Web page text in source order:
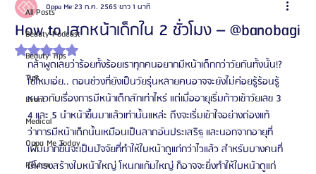
All Posts
Beauty Podcast
Beauty Tips
Tips
Event
Medical
Oppa Me Today
Review
How to เสกหน้าเด็กใน 2 ชั่วโมง – @banobagi
Oppa Me23 ก.ค. 2565 ยาว 1 นาที
ได้รับ NaN เต็ม 5 ดาว
กล้าพูดเลยว่าร้อยทั้งร้อยเราทุกคนอยากมีหน้าเด็กกว่าวัยกันทั้งนั้น!?
ใช่ไหมเอ่ย.. ตอนช่วงที่ยังเป็นวัยรุ่นหลายคนอาจจะยังไม่ค่อยรู้ร้อนรู้
หนาวกับเรื่องการมีหน้าเด็กสักเท่าไหร่ แต่เมื่ออายุเริ่มก้าวเข้าวัยเลข 3
4 และ 5 นำหน้าขึ้นมาแล้วเท่านั้นแหล่ะ ถึงจะเริ่มเข้าใจอย่างถ่องแท้
ว่าการมีหน้าเด็กนั้นเหมือนเป็นลาภอันประเสริฐ และนอกจากอายุที่
เพิ่มมากขึ้นจะเป็นปัจจัยที่ทำให้ใบหน้าดูแก่กว่าไวแล้ว สำหรับบางคนที่
มีโครงสร้างใบหน้าใหญ่ โหนกแก้มใหญ่ ก็อาจจะยิ่งทำให้ใบหน้าดูแก่